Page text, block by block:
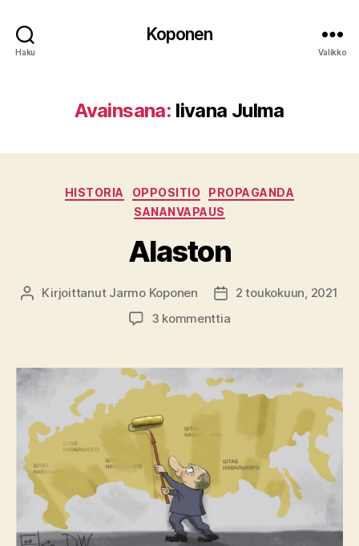
Haku
Koponen
Valikko
Avainsana: Iivana Julma
Kategoriat
HISTORIA OPPOSITIO
PROPAGANDA
SANANVAPAUS
Alaston
Kirjoittaja
Kirjoittanut Jarmo Koponen Julkaisupäivämäärä
2 toukokuun, 2021
3 kommenttiaartikkeliin